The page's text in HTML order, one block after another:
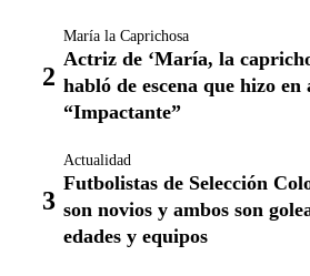
María la Caprichosa
Actriz de ‘María, la
habló de escena que hizo en
“Impactante”
Actualidad
Futbolistas de Selección
son novios y ambos son
edades y equipos